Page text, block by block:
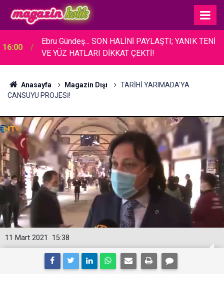
16:00
Ebru Gündeş... SON HALİNİ PAYLAŞTI; YANIK TENİ
VE YÜZ HATLARI DİKKAT ÇEKTİ!
Anasayfa Magazin Dışı
TARİHİ YARIMADA'YA
CANSUYU PROJESİ!
15:38
11 Mart 2021